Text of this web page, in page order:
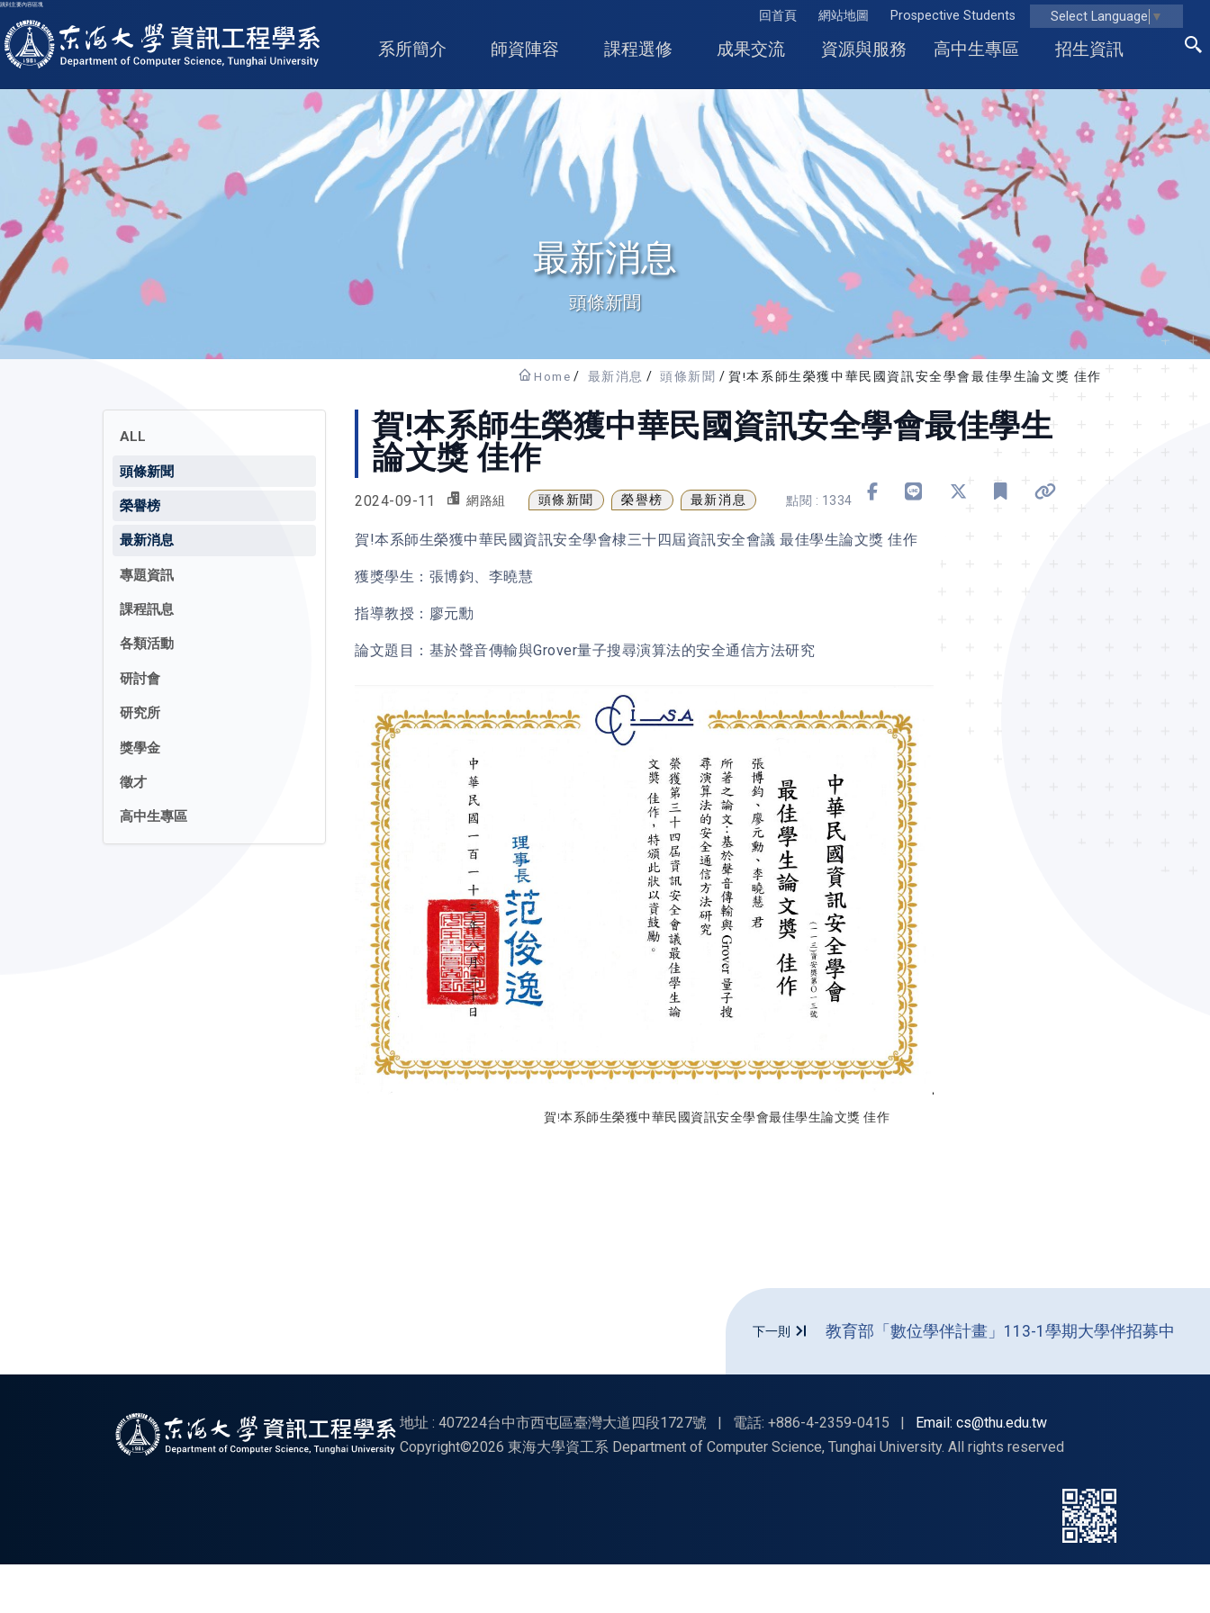
跳到主要內容區塊
回首頁 網站地圖 Prospective Students Select Language ▼
東海大學logo
系所簡介 師資陣容 課程選修 成果交流 資源與服務 高中生專區 招生資訊
最新消息
頭條新聞
Home 最新消息 頭條新聞 賀!本系師生榮獲中華民國資訊安全學會最佳學生論文獎 佳作
ALL
頭條新聞
榮譽榜
最新消息
專題資訊
課程訊息
各類活動
研討會
研究所
獎學金
徵才
高中生專區
賀!本系師生榮獲中華民國資訊安全學會最佳學生
論文獎 佳作
2024-09-11 網路組 頭條新聞 榮譽榜 最新消息 點閱 : 1334
賀!本系師生榮獲中華民國資訊安全學會棣三十四屆資訊安全會議 最佳學生論文獎 佳作
獲獎學生：張博鈞、李曉慧
指導教授：廖元勳
論文題目：基於聲音傳輸與Grover量子搜尋演算法的安全通信方法研究
賀!本系師生榮獲中華民國資訊安全學會最佳學生論文獎 佳作
下一則 教育部「數位學伴計畫」113-1學期大學伴招募中
地址 : 407224台中市西屯區臺灣大道四段1727號 | 電話: +886-4-2359-0415 |
Email: cs@thu.edu.tw
Copyright©2026 東海大學資工系 Department of Computer Science, Tunghai University. All rights reserved